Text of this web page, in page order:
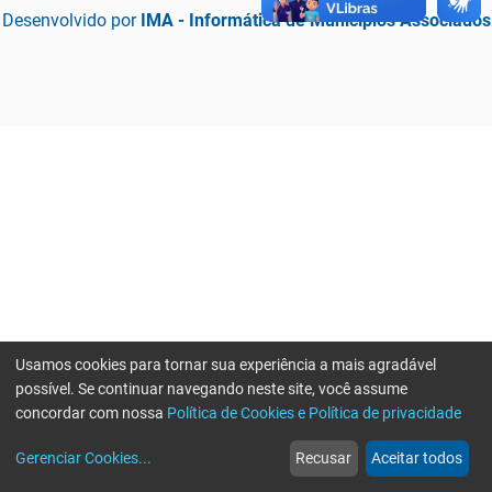
Desenvolvido por IMA - Informática de Municípios Associados
web
Notícias
more_horiz
Mais
Usamos cookies para tornar sua experiência a mais agradável
possível. Se continuar navegando neste site, você assume
concordar com nossa Política de Cookies e Política de privacidade
Gerenciar Cookies... Recusar Aceitar todos
Erro ao enviar informações, por favor tente novamente